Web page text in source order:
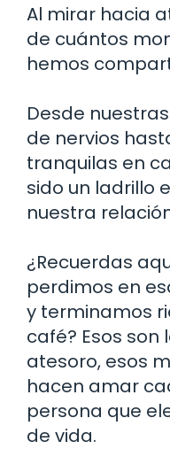
Al mirar hacia
de cuántos
hemos
Desde
de nervios
tranquilas en
sido un ladrillo
nuestra
¿Recuerdas
perdimos en
y terminamos
café? Esos son
atesoro, esos
hacen amar
persona que
de vida.